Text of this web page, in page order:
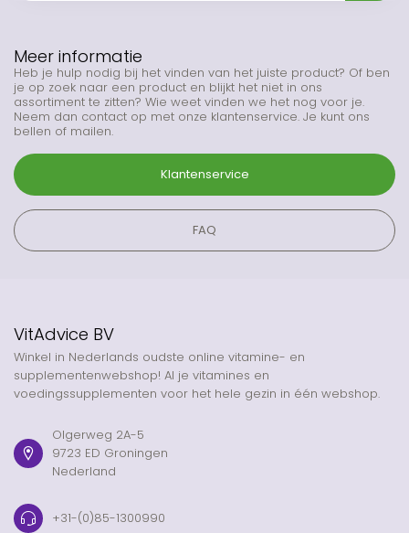
Meer informatie
Heb je hulp nodig bij het vinden van het juiste product? Of ben
je op zoek naar een product en blijkt het niet in ons
assortiment te zitten? Wie weet vinden we het nog voor je.
Neem dan contact op met onze klantenservice. Je kunt ons
bellen of mailen.
Klantenservice
FAQ
VitAdvice BV
Winkel in Nederlands oudste online vitamine- en
supplementenwebshop! Al je vitamines en
voedingssupplementen voor het hele gezin in één webshop.
Olgerweg 2A-5
9723 ED Groningen
Nederland
+31-(0)85-1300990